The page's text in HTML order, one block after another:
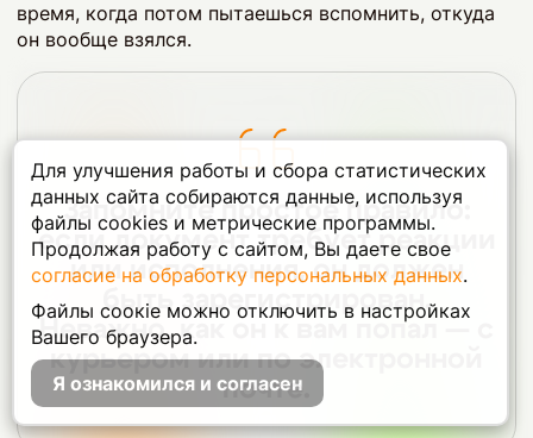
время, когда потом пытаешься вспомнить, откуда
он вообще взялся.
Запомните простое правило:
если документ требует реакции
или исполнения, он должен
быть зарегистрирован.
Неважно, как он к вам попал — с
курьером или по электронной
почте.
Для улучшения работы и сбора статистических
данных сайта собираются данные, используя
файлы cookies и метрические программы.
Продолжая работу с сайтом, Вы даете свое
согласие на обработку персональных данных.
Файлы соокіе можно отключить в настройках
Вашего браузера.
Я ознакомился и согласен